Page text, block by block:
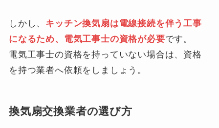
しかし、 キッチン換気扇は電線接続を伴う工事
になるため、電気工事士の資格が必要です。
電気工事士の資格を持っていない場合は、資格
を持つ業者へ依頼をしましょう。
換気扇交換業者の選び方